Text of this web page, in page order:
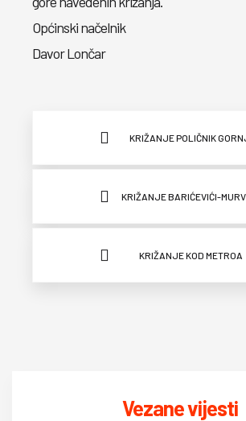
Općinski načelnik
Davor Lončar
KRIŽANJE POLIČNIK
KRIŽANJE BARIĆEVIĆI-
KRIŽANJE KOD METROA
Vezane vijesti